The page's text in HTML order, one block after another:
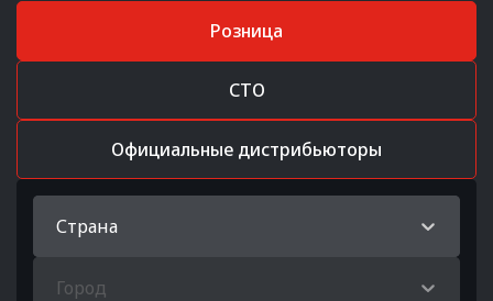
Розница
СТО
Официальные дистрибьюторы
Страна
Город